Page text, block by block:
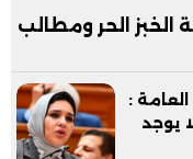
الحر ومطالب
العامة :
يوجد